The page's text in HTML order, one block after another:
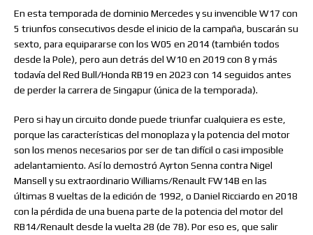
En esta temporada de dominio Mercedes y su invencible W17 con
5 triunfos consecutivos desde el inicio de la campaña, buscarán su
sexto, para equipararse con los W05 en 2014 (también todos
desde la Pole), pero aun detrás del W10 en 2019 con 8 y más
todavía del Red Bull/Honda RB19 en 2023 con 14 seguidos antes
de perder la carrera de Singapur (única de la temporada).
Pero si hay un circuito donde puede triunfar cualquiera es este,
porque las características del monoplaza y la potencia del motor
son los menos necesarios por ser de tan difícil o casi imposible
adelantamiento. Así lo demostró Ayrton Senna contra Nigel
Mansell y su extraordinario Williams/Renault FW14B en las
últimas 8 vueltas de la edición de 1992, o Daniel Ricciardo en 2018
con la pérdida de una buena parte de la potencia del motor del
RB14/Renault desde la vuelta 28 (de 78). Por eso es, que salir